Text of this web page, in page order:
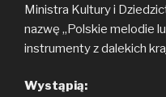
Ministra Kultury i
nazwę „Polskie melodie
instrumenty z dalekich
Wystąpią: